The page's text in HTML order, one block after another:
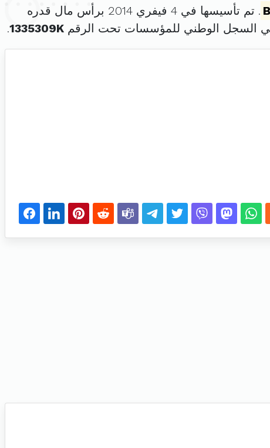
. تم تأسيسها في 4 فيفري 2014 برأس مال قدره
السجل الوطني للمؤسسات تحت الرقم 1335309K
.